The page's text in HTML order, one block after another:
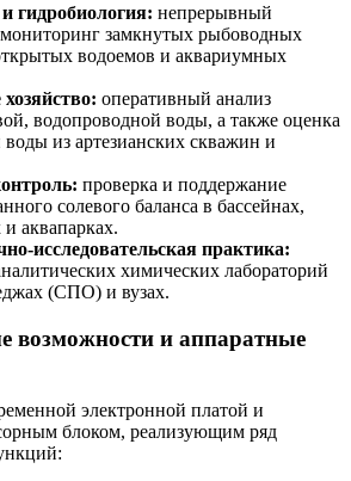
гидробиология: непрерывный
мониторинг замкнутых рыбоводных
водоемов и аквариумных
оперативный анализ
водопроводной воды, а также оценка
из артезианских скважин и
проверка и поддержание
солевого баланса в бассейнах,
аквапарках.
исследовательская практика:
химических лабораторий
(СПО) и вузах.
возможности и аппаратные
электронной платой и
блоком, реализующим ряд